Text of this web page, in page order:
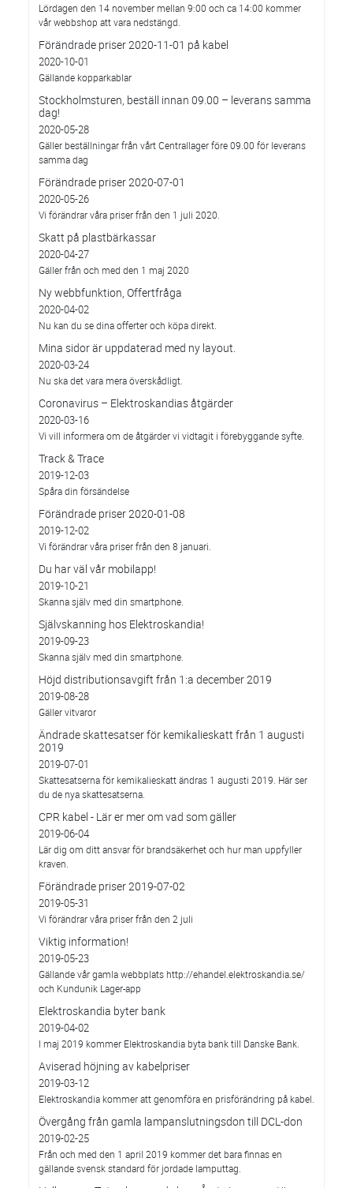
Lördagen den 14 november mellan 9:00 och ca 14:00 kommer
vår webbshop att vara nedstängd.
Förändrade priser 2020-11-01 på kabel
2020-10-01
Gällande kopparkablar
Stockholmsturen, beställ innan 09.00 – leverans samma
dag!
2020-05-28
Gäller beställningar från vårt Centrallager före 09.00 för leverans
samma dag
Förändrade priser 2020-07-01
2020-05-26
Vi förändrar våra priser från den 1 juli 2020.
Skatt på plastbärkassar
2020-04-27
Gäller från och med den 1 maj 2020
Ny webbfunktion, Offertfråga
2020-04-02
Nu kan du se dina offerter och köpa direkt.
Mina sidor är uppdaterad med ny layout.
2020-03-24
Nu ska det vara mera överskådligt.
Coronavirus – Elektroskandias åtgärder
2020-03-16
Vi vill informera om de åtgärder vi vidtagit i förebyggande syfte.
Track & Trace
2019-12-03
Spåra din försändelse
Förändrade priser 2020-01-08
2019-12-02
Vi förändrar våra priser från den 8 januari.
Du har väl vår mobilapp!
2019-10-21
Skanna själv med din smartphone.
Självskanning hos Elektroskandia!
2019-09-23
Skanna själv med din smartphone.
Höjd distributionsavgift från 1:a december 2019
2019-08-28
Gäller vitvaror
Ändrade skattesatser för kemikalieskatt från 1 augusti
2019
2019-07-01
Skattesatserna för kemikalieskatt ändras 1 augusti 2019. Här ser
du de nya skattesatserna.
CPR kabel - Lär er mer om vad som gäller
2019-06-04
Lär dig om ditt ansvar för brandsäkerhet och hur man uppfyller
kraven.
Förändrade priser 2019-07-02
2019-05-31
Vi förändrar våra priser från den 2 juli
Viktig information!
2019-05-23
Gällande vår gamla webbplats http://ehandel.elektroskandia.se/
och Kundunik Lager-app
Elektroskandia byter bank
2019-04-02
I maj 2019 kommer Elektroskandia byta bank till Danske Bank.
Aviserad höjning av kabelpriser
2019-03-12
Elektroskandia kommer att genomföra en prisförändring på kabel.
Övergång från gamla lampanslutningsdon till DCL-don
2019-02-25
Från och med den 1 april 2019 kommer det bara finnas en
gällande svensk standard för jordade lamputtag.